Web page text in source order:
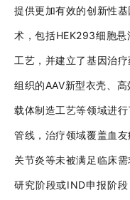
提供更加有效的创新性
术，包括HEK293细胞
工艺，并建立了基因治
组织的AAV新型衣壳、
载体制造工艺等领域进
管线，治疗领域覆盖血
关节炎等未被满足临床
研究阶段或IND申报阶